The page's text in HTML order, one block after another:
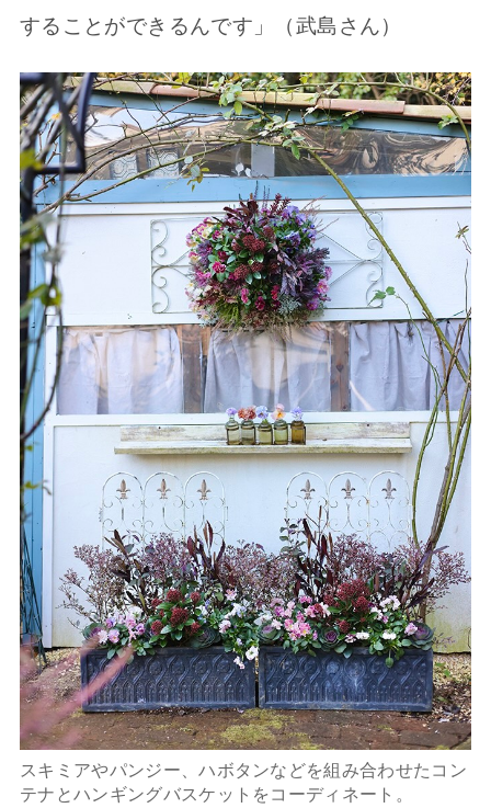
することができるんです」（武島さん）
スキミアやパンジー、ハボタンなどを組み合わせたコン
テナとハンギングバスケットをコーディネート。